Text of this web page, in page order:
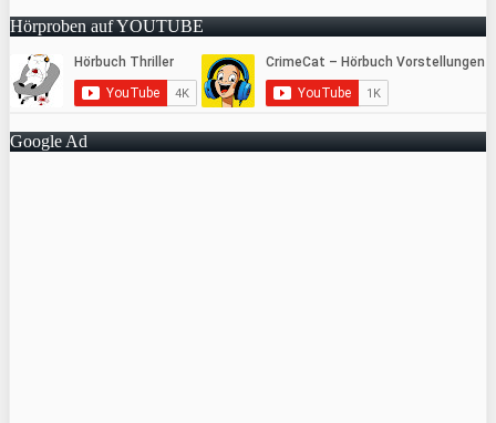
Hörproben auf YOUTUBE
Google Ad